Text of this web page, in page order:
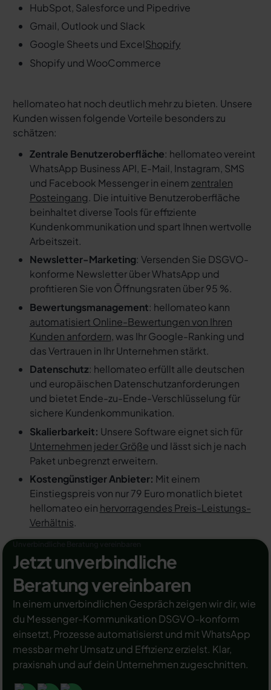
HubSpot, Salesforce und Pipedrive
Gmail, Outlook und Slack
Google Sheets und ExcelShopify
Shopify und WooCommerce
hellomateo hat noch deutlich mehr zu bieten. Unsere
Kunden wissen folgende Vorteile besonders zu
schätzen:
Zentrale Benutzeroberfläche: hellomateo vereint
WhatsApp Business API, E-Mail, Instagram, SMS
und Facebook Messenger in einem zentralen
Posteingang. Die intuitive Benutzeroberfläche
beinhaltet diverse Tools für effiziente
Kundenkommunikation und spart Ihnen wertvolle
Arbeitszeit.
Newsletter-Marketing: Versenden Sie DSGVO-
konforme Newsletter über WhatsApp und
profitieren Sie von Öffnungsraten über 95 %.
Bewertungsmanagement: hellomateo kann
automatisiert Online-Bewertungen von Ihren
Kunden anfordern, was Ihr Google-Ranking und
das Vertrauen in Ihr Unternehmen stärkt.
Datenschutz: hellomateo erfüllt alle deutschen
und europäischen Datenschutzanforderungen
und bietet Ende-zu-Ende-Verschlüsselung für
sichere Kundenkommunikation.
Skalierbarkeit: Unsere Software eignet sich für
Unternehmen jeder Größe und lässt sich je nach
Paket unbegrenzt erweitern.
Kostengünstiger Anbieter: Mit einem
Einstiegspreis von nur 79 Euro monatlich bietet
hellomateo ein hervorragendes Preis-Leistungs-
Verhältnis.
Jetzt unverbindliche
Beratung vereinbaren
In einem unverbindlichen Gespräch zeigen wir dir, wie
du Messenger-Kommunikation DSGVO-konform
einsetzt, Prozesse automatisierst und mit WhatsApp
messbar mehr Umsatz und Effizienz erzielst. Klar,
praxisnah und auf dein Unternehmen zugeschnitten.